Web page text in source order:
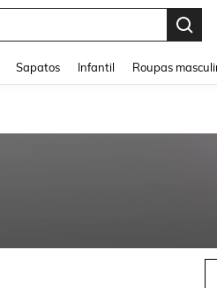
Sapatos Infantil Roupas